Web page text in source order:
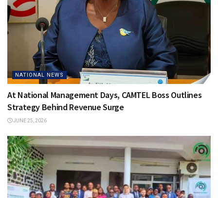
NATIONAL NEWS
At National Management Days, CAMTEL Boss Outlines
Strategy Behind Revenue Surge
JUNE 25, 2026